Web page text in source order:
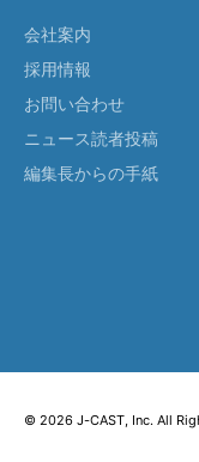
会社案内
採用情報
お問い合わせ
ニュース読者投稿
編集長からの手紙
© 2026 J-CAST, Inc. All